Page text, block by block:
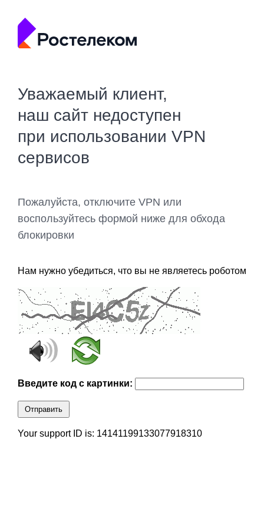
Уважаемый клиент,
наш сайт недоступен
при использовании VPN
сервисов
Пожалуйста, отключите VPN или
воспользуйтесь формой ниже для обхода
блокировки
Нам нужно убедиться, что вы не являетесь роботом
Введите код с картинки:
Отправить
Your support ID is: 14141199133077918310